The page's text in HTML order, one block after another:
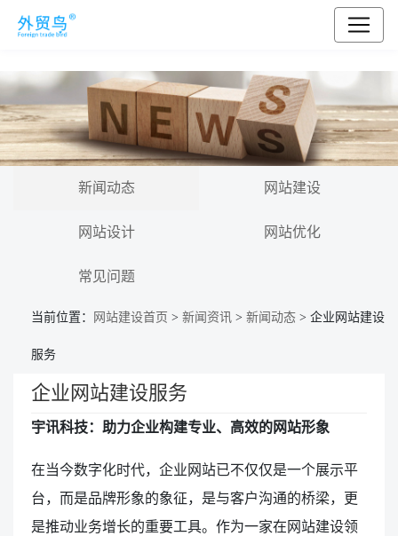
新闻动态 网站建设
网站设计 网站优化
常见问题
当前位置： 网站建设首页 > 新闻资讯 > 新闻动态 > 企业网站建设
服务
企业网站建设服务
宇讯科技：助力企业构建专业、高效的网站形象
在当今数字化时代，企业网站已不仅仅是一个展示平
台，而是品牌形象的象征，是与客户沟通的桥梁，更
是推动业务增长的重要工具。作为一家在网站建设领